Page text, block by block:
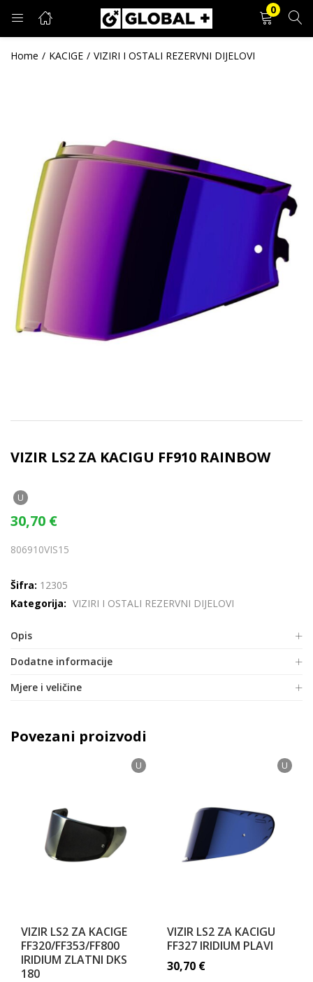
0
PRIJAVA REGISTRACIJA
Zapamti me
Zaboravljena lozinka?
Home KACIGE VIZIRI I OSTALI REZERVNI DIJELOVI
VIZIR LS2 ZA KACIGU FF910 RAINBOW
U
30,70 €
806910VIS15
Šifra: 12305
Kategorija: VIZIRI I OSTALI REZERVNI DIJELOVI
Opis
Dodatne informacije
Mjere i veličine
Povezani proizvodi
U
VIZIR LS2 ZA KACIGE
FF320/FF353/FF800
IRIDIUM ZLATNI DKS
180
U
VIZIR LS2 ZA KACIGU
FF327 IRIDIUM PLAVI
30,70 €